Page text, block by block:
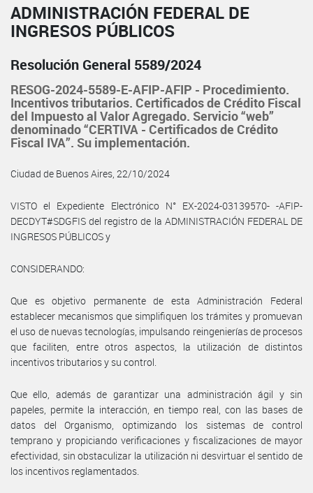
ADMINISTRACIÓN FEDERAL DE
INGRESOS PÚBLICOS
Resolución General 5589/2024
RESOG-2024-5589-E-AFIP-AFIP - Procedimiento.
Incentivos tributarios. Certificados de Crédito Fiscal
del Impuesto al Valor Agregado. Servicio “web”
denominado “CERTIVA - Certificados de Crédito
Fiscal IVA”. Su implementación.
Ciudad de Buenos Aires, 22/10/2024
VISTO el Expediente Electrónico N° EX-2024-03139570- -AFIP-
DECDYT#SDGFIS del registro de la ADMINISTRACIÓN FEDERAL DE
INGRESOS PÚBLICOS y
CONSIDERANDO:
Que es objetivo permanente de esta Administración Federal
establecer mecanismos que simplifiquen los trámites y promuevan
el uso de nuevas tecnologías, impulsando reingenierías de procesos
que faciliten, entre otros aspectos, la utilización de distintos
incentivos tributarios y su control.
Que ello, además de garantizar una administración ágil y sin
papeles, permite la interacción, en tiempo real, con las bases de
datos del Organismo, optimizando los sistemas de control
temprano y propiciando verificaciones y fiscalizaciones de mayor
efectividad, sin obstaculizar la utilización ni desvirtuar el sentido de
los incentivos reglamentados.